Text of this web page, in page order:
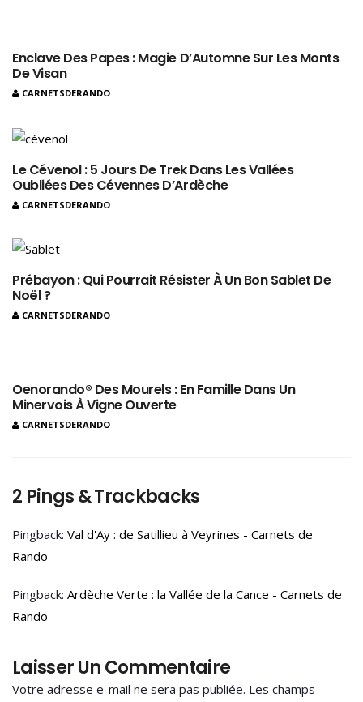
Enclave Des Papes : Magie D’Automne Sur Les Monts
De Visan
CARNETSDERANDO
Le Cévenol : 5 Jours De Trek Dans Les Vallées
Oubliées Des Cévennes D’Ardèche
CARNETSDERANDO
Prébayon : Qui Pourrait Résister À Un Bon Sablet De
Noël ?
CARNETSDERANDO
Oenorando® Des Mourels : En Famille Dans Un
Minervois À Vigne Ouverte
CARNETSDERANDO
2 Pings & Trackbacks
Pingback: Val d'Ay : de Satillieu à Veyrines - Carnets de
Rando
Pingback: Ardèche Verte : la Vallée de la Cance - Carnets de
Rando
Laisser Un Commentaire
Votre adresse e-mail ne sera pas publiée. Les champs